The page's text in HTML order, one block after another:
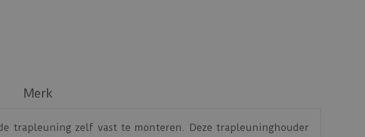
Merk
trapleuning zelf vast te monteren. Deze trapleuninghouder